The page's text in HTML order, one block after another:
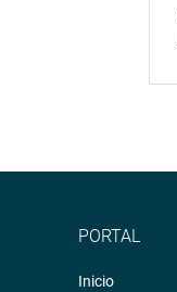
PORTAL
Inicio